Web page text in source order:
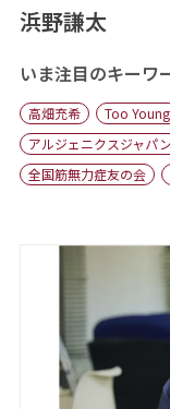
ニュース
おすすめコンテン
出版物
会社概要
浜野謙太
いま注目のキーワ
高畑充希 Too Young
アルジェニクスジャパン
全国筋無力症友の会